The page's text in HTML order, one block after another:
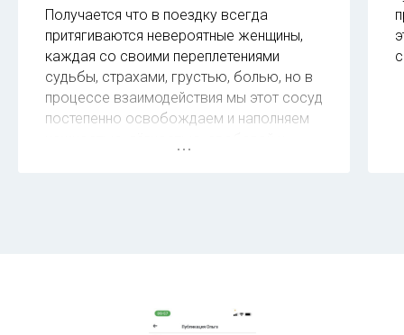
Получается что в поездку всегда
притягиваются невероятные женщины,
каждая со своими переплетениями
судьбы, страхами, грустью, болью, но в
процессе взаимодействия мы этот сосуд
постепенно освобождаем и наполняем